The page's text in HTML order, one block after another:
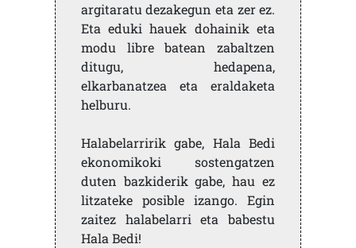
argitaratu dezakegun eta zer ez.
Eta eduki hauek dohainik eta
modu libre batean zabaltzen
ditugu, hedapena,
elkarbanatzea eta eraldaketa
helburu.
Halabelarririk gabe, Hala Bedi
ekonomikoki sostengatzen
duten bazkiderik gabe, hau ez
litzateke posible izango. Egin
zaitez halabelarri eta babestu
Hala Bedi!